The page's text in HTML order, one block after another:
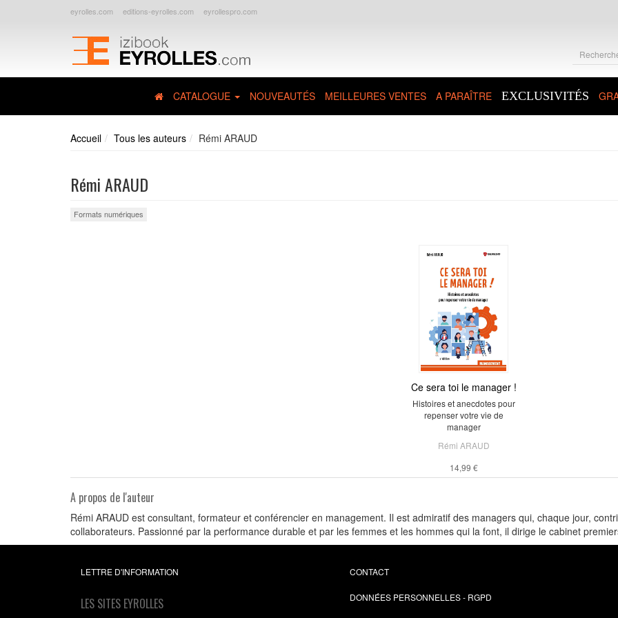
eyrolles.com editions-eyrolles.com eyrollespro.com
CATALOGUE NOUVEAUTÉS MEILLEURES VENTES A PARAÎTRE EXCLUSIVITÉS
Accueil Tous les auteurs Rémi ARAUD
Rémi ARAUD
Formats numériques
Ce sera toi le manager !
Histoires et anecdotes pour
repenser votre vie de
manager
Rémi ARAUD
14,99 €
A propos de l'auteur
Rémi ARAUD est consultant, formateur et conférencier en management. Il est admiratif des managers qui, chaque jour,
collaborateurs. Passionné par la performance durable et par les femmes et les hommes qui la font, il dirige le cabinet
LETTRE D'INFORMATION
LES SITES EYROLLES
CONTACT
DONNÉES PERSONNELLES - RGPD